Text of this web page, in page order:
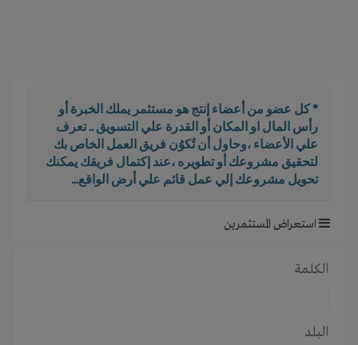
* كل عضو من أعضاء إنتج هو مستثمر يملك الخبرة أو
رأس المال او المكان أو القدرة علي التسويق .. تعرف
علي الأعضاء ،وحاول أن تُكوُن فريق العمل الخاص بك
لتحقيق مشروعك أو تطويره ،عند إكتمال فريقك يمكنك
تحويل مشروعك إلي عمل قائم علي أرض الواقع...
استعراض المستثمرين
الكلمة
البلد